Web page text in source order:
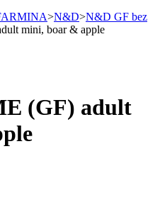
>N&D>N&D GF bez
mini, boar & apple
(GF) adult